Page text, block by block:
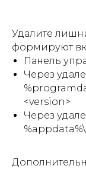
Удалите
формируют
Панель
Через
<version>
Через